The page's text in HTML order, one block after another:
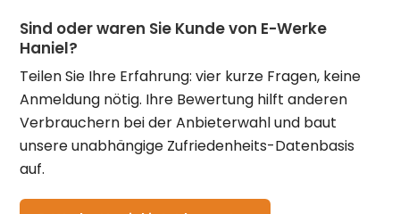
Sind oder waren Sie Kunde von E-Werke
Haniel?
Teilen Sie Ihre Erfahrung: vier kurze Fragen, keine
Anmeldung nötig. Ihre Bewertung hilft anderen
Verbrauchern bei der Anbieterwahl und baut
unsere unabhängige Zufriedenheits-Datenbasis
auf.